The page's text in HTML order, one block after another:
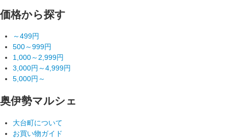
価格から探す
～499円
500～999円
1,000～2,999円
3,000円～4,999円
5,000円～
奥伊勢マルシェ
大台町について
お買い物ガイド